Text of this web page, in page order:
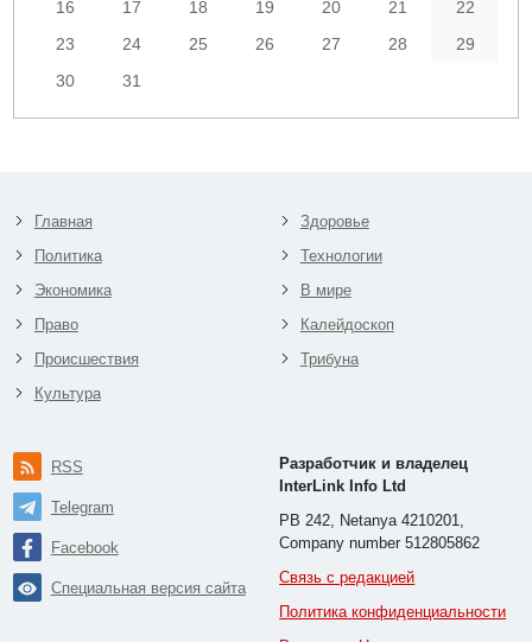
16
17 18 19 20 21
22
23
24 25 26 27 28
29
30
31
Главная
Политика
Экономика
Право
Происшествия
Культура
Здоровье
Технологии
В мире
Калейдоскоп
Трибуна
RSS
Telegram
Facebook
Специальная версия сайта
Разработчик и владелец
InterLink Info Ltd
PB 242, Netanya 4210201,
Company number 512805862
Связь с редакцией
Политика конфиденциальности